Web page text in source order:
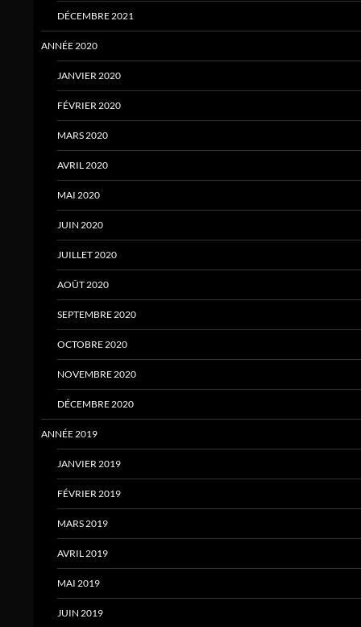
DÉCEMBRE 2021
ANNÉE 2020
JANVIER 2020
FÉVRIER 2020
MARS 2020
AVRIL 2020
MAI 2020
JUIN 2020
JUILLET 2020
AOÛT 2020
SEPTEMBRE 2020
OCTOBRE 2020
NOVEMBRE 2020
DÉCEMBRE 2020
ANNÉE 2019
JANVIER 2019
FÉVRIER 2019
MARS 2019
AVRIL 2019
MAI 2019
JUIN 2019